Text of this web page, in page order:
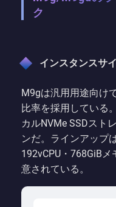
ク
インスタンスサ
M9gは汎用用途向け
比率を採用している
カルNVMe SSDスト
ンだ。ラインアップ
192vCPU・768GiB
意されている。